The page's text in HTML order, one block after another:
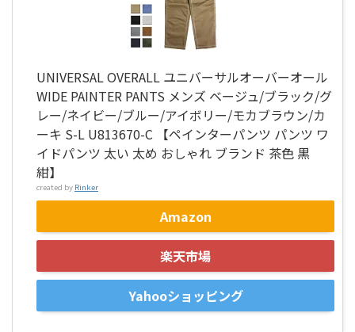
UNIVERSAL OVERALL ユニバーサルオーバーオール
WIDE PAINTER PANTS メンズ ベージュ/ブラック/グ
レー/ネイビー/ブルー/アイボリー/モカブラウン/カ
ーキ S-L U813670-C 【ペインターパンツ パンツ ワ
イドパンツ 太い 太め おしゃれ ブランド 茶色 黒
紺】
created by Rinker
Amazon
楽天市場
Yahooショッピング